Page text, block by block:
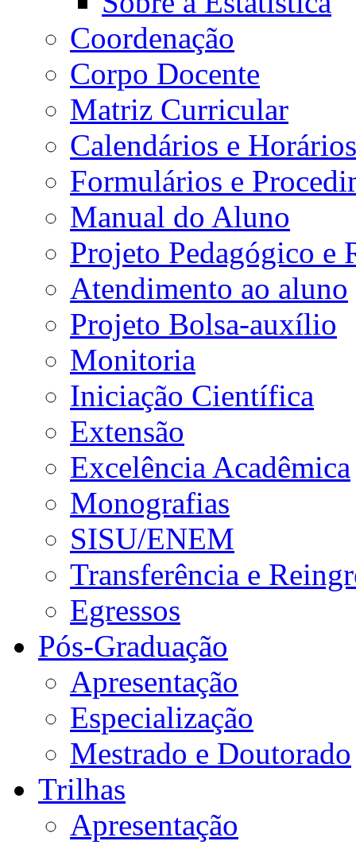
Coordenação
Corpo Docente
Matriz Curricular
Calendários e Horários
Formulários e
Manual do Aluno
Projeto Pedagógico e
Atendimento ao aluno
Projeto Bolsa-auxílio
Monitoria
Iniciação Científica
Extensão
Excelência Acadêmica
Monografias
SISU/ENEM
Transferência e
Egressos
Pós-Graduação
Apresentação
Especialização
Mestrado e Doutorado
Trilhas
Apresentação